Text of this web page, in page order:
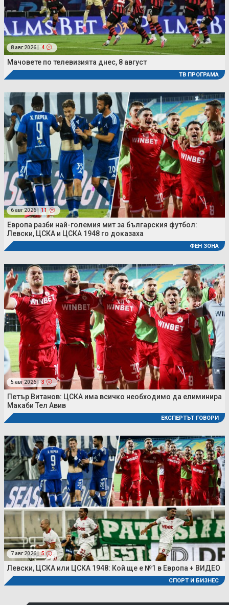
8 авг 2026 | 4
Мачовете по телевизията днес, 8 август
ТВ ПРОГРАМА
6 авг 2026 | 11
Европа разби най-големия мит за българския футбол:
Левски, ЦСКА и ЦСКА 1948 го доказаха
ФЕН ЗОНА
5 авг 2026 | 3
Петър Витанов: ЦСКА има всичко необходимо да елиминира
Макаби Тел Авив
ЕКСПЕРТЪТ ГОВОРИ
7 авг 2026 | 5
Левски, ЦСКА или ЦСКА 1948: Кой ще е №1 в Европа + ВИДЕО
СПОРТ И БИЗНЕС